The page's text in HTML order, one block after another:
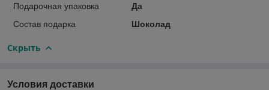
Подарочная упаковка
Да
Состав подарка
Шоколад
Скрыть
Условия доставки